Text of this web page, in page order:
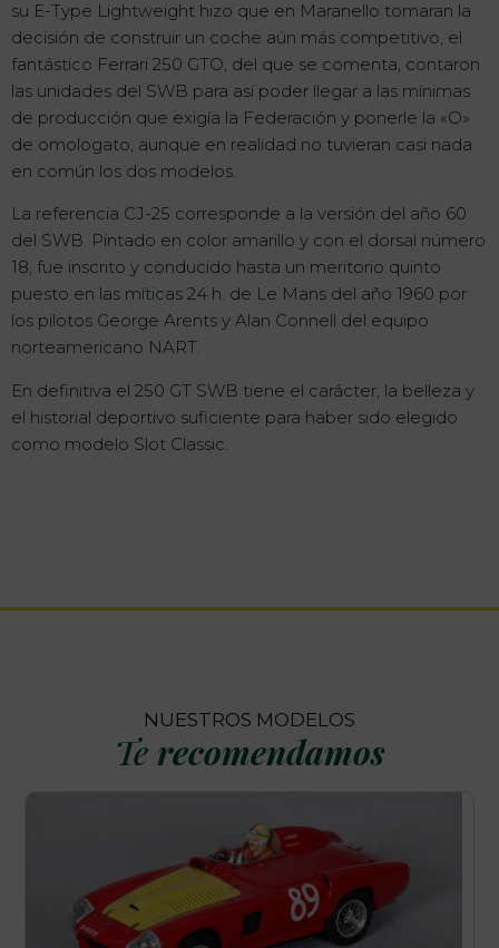
su E-Type Lightweight hizo que en Maranello tomaran la
decisión de construir un coche aún más competitivo, el
fantástico Ferrari 250 GTO, del que se comenta, contaron
las unidades del SWB para así poder llegar a las mínimas
de producción que exigía la Federación y ponerle la «O»
de omologato, aunque en realidad no tuvieran casi nada
en común los dos modelos.
La referencia CJ-25 corresponde a la versión del año 60
del SWB. Pintado en color amarillo y con el dorsal número
18, fue inscrito y conducido hasta un meritorio quinto
puesto en las míticas 24 h. de Le Mans del año 1960 por
los pilotos George Arents y Alan Connell del equipo
norteamericano NART.
En definitiva el 250 GT SWB tiene el carácter, la belleza y
el historial deportivo suficiente para haber sido elegido
como modelo Slot Classic.
NUESTROS MODELOS
Te recomendamos